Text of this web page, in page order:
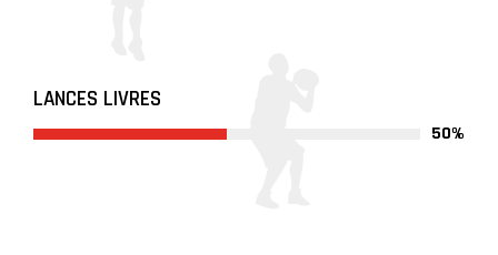
LANCES LIVRES
50%